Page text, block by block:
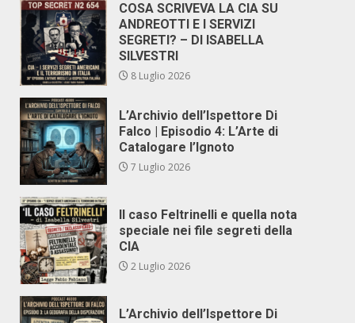
COSA SCRIVEVA LA CIA SU
ANDREOTTI E I SERVIZI
SEGRETI? – DI ISABELLA
SILVESTRI
8 Luglio 2026
L’Archivio dell’Ispettore Di
Falco | Episodio 4: L’Arte di
Catalogare l’Ignoto
7 Luglio 2026
Il caso Feltrinelli e quella nota
speciale nei file segreti della
CIA
2 Luglio 2026
L’Archivio dell’Ispettore Di